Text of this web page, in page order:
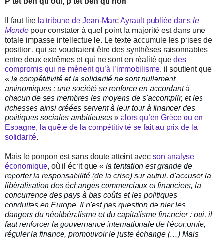
Il faut lire la tribune de Jean-Marc Ayrault publiée dans le
Monde pour constater à quel point la majorité est dans une
totale impasse intellectuelle. Le texte accumule les prises de
position, qui se voudraient être des synthèses raisonnables
entre deux extrêmes et qui ne sont en réalité que des
compromis qui ne mènent qu’à l’immobilisme. il soutient que
« la compétitivité et la solidarité ne sont nullement
antinomiques : une société se renforce en accordant à
chacun de ses membres les moyens de s'accomplir, et les
richesses ainsi créées servent à leur tour à financerdes
politiques sociales ambitieuses » alors qu’en Grèce ou en
Espagne, la quête de la compétitivité se fait au prix de la
solidarité.
Mais le ponpon est sans doute atteint avec son analyse
économique, où il écrit que « la tentation est grande de
reporterla responsabilité (de la crise) sur autrui, d'accuserla
libéralisation des échanges commerciaux et financiers, la
concurrence des pays à bas coûts et les politiques
conduites en Europe. Il n'est pas question de nierles
dangers du néolibéralisme et du capitalisme financier : oui, il
fautrenforcerla gouvernance internationale de l'économie,
réguler la finance, promouvoirle juste échange (…) Mais